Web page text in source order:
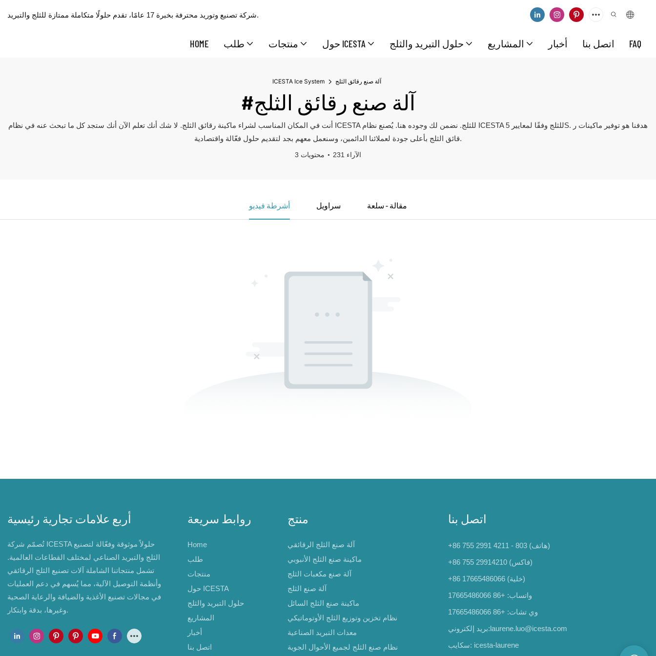
شركة تصنيع وتوريد محترفة بخبرة 17 عامًا، تقدم حلولًا متكاملة ممتازة للثلج والتبريد.
HOME طلب منتجات حول ICESTA حلول التبريد والثلج المشاريع أخبار اتصل بنا FAQ
ICESTA Ice System آلة صنع رقائق الثلج
#آلة صنع رقائق الثلج
أنت في المكان المناسب لشراء ماكينة رقائق الثلج. لا شك أنك تعلم الآن أنك ستجد كل ما تبحث عنه في نظام ICESTA للثلج. نضمن لك وجوده هنا. يُصنع نظام ICESTA للثلج وفقًا لمعايير 5S. هدفنا هو توفير ماكينات ر
قائق الثلج بأعلى جودة لعملائنا الدائمين، وسنعمل معهم بجد لتقديم حلول فعّالة واقتصادية.
3 محتويات 231 الآراء
أشرطة فيديو سراويل مقالة - سلعة
أربع علامات تجارية رئيسية
تُصمّم شركة ICESTA حلولاً موثوقة وفعّالة لتصنيع
الثلج والتبريد الصناعي لمختلف القطاعات العالمية.
تشمل منتجاتنا الشاملة آلات تصنيع الثلج الرقائقي
وأنظمة التوصيل الآلية، مما يُسهم في دعم العمليات
في مجالات تصنيع الأغذية والضيافة والرعاية الصحية
وغيرها، بدقة وابتكار.
روابط سريعة
Home
طلب
منتجات
حول ICESTA
حلول التبريد والثلج
المشاريع
أخبار
اتصل بنا
منتج
آلة صنع الثلج الرقائقي
ماكينة صنع الثلج الأنبوبي
آلة صنع مكعبات الثلج
آلة صنع الثلج
ماكينة صنع الثلج السائل
نظام تخزين وتوزيع الثلج الأوتوماتيكي
معدات التبريد الصناعية
نظام صنع الثلج لجميع الأحوال الجوية
اتصل بنا
+86 755 2991 4211 - 803 (هاتف)
+86 755 29914210 (فاكس)
+86 17665486066
(خلية)
واتساب: +86 17665486066
وي تشات: +86 17665486066
بريد إلكتروني:laurene.luo@icesta.com
سكايب: icesta-laurene